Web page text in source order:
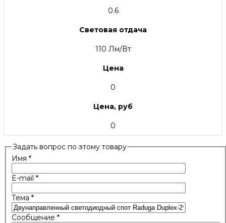
0.6
Световая отдача
110 Лм/Вт
Цена
0
Цена, руб
0
Задать вопрос по этому товару
Имя *
E-mail *
Тема *
Сообщение *